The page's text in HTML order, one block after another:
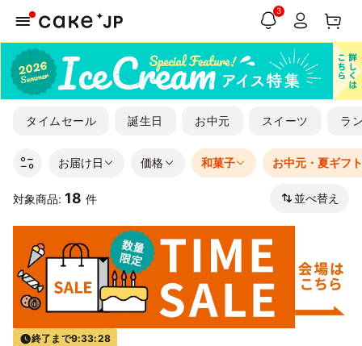
3
タイムセール 誕生日 お中元 スイーツ ラ
お届け日 価格 和菓子 お中元・夏ギフ
対象商品: 18 件 並べ替え
終了まで9:33:28